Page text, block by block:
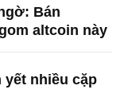
Bán
altcoin này
yết nhiều cặp